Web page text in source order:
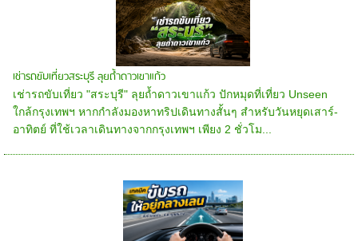
เช่ารถขับเที่ยวสระบุรี ลุยถ้ำดาวเขาแก้ว
เช่ารถขับเที่ยว "สระบุรี" ลุยถ้ำดาวเขาแก้ว ปักหมุดที่เที่ยว Unseen
ใกล้กรุงเทพฯ หากกำลังมองหาทริปเดินทางสั้นๆ สำหรับวันหยุดเสาร์-
อาทิตย์ ที่ใช้เวลาเดินทางจากกรุงเทพฯ เพียง 2 ชั่วโม...